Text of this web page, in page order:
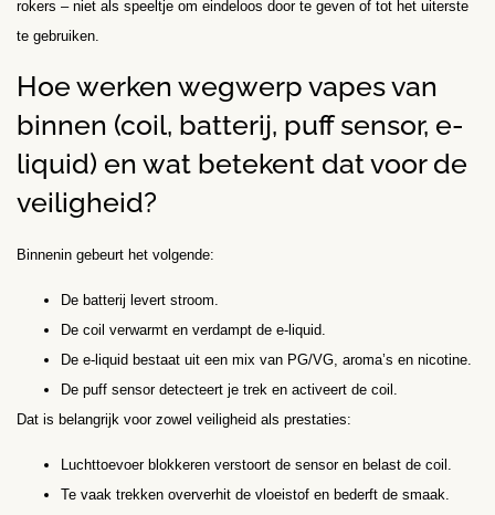
rokers – niet als speeltje om eindeloos door te geven of tot het uiterste
te gebruiken.
Hoe werken wegwerp vapes van
binnen (coil, batterij, puff sensor, e-
liquid) en wat betekent dat voor de
veiligheid?
Binnenin gebeurt het volgende:
De batterij levert stroom.
De coil verwarmt en verdampt de e-liquid.
De e-liquid bestaat uit een mix van PG/VG, aroma’s en nicotine.
De puff sensor detecteert je trek en activeert de coil.
Dat is belangrijk voor zowel veiligheid als prestaties:
Luchttoevoer blokkeren verstoort de sensor en belast de coil.
Te vaak trekken oververhit de vloeistof en bederft de smaak.